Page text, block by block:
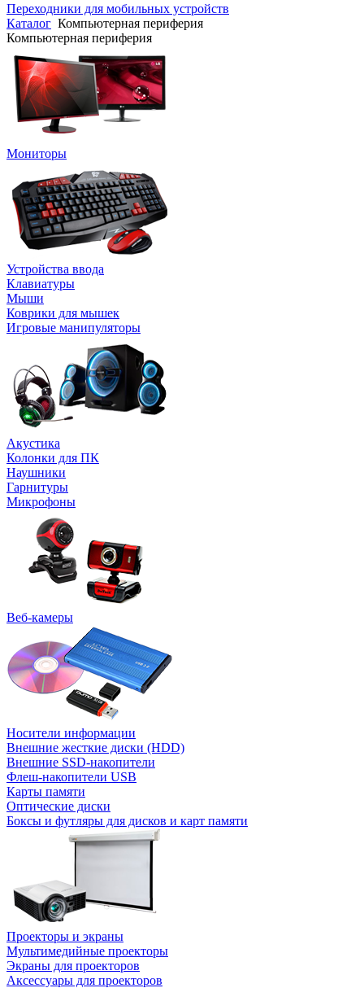
Переходники для мобильных устройств
Каталог Компьютерная периферия
Компьютерная периферия
Мониторы
Устройства ввода
Клавиатуры
Мыши
Коврики для мышек
Игровые манипуляторы
Акустика
Колонки для ПК
Наушники
Гарнитуры
Микрофоны
Веб-камеры
Носители информации
Внешние жесткие диски (HDD)
Внешние SSD-накопители
Флеш-накопители USB
Карты памяти
Оптические диски
Боксы и футляры для дисков и карт памяти
Проекторы и экраны
Мультимедийные проекторы
Экраны для проекторов
Аксессуары для проекторов